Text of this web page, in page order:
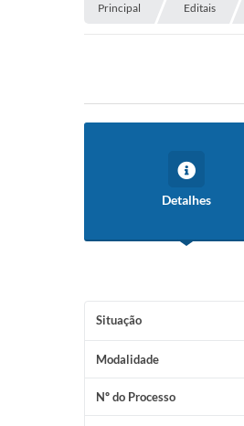
Principal Editais
Detalhes
Situação
Modalidade
Nº do Processo